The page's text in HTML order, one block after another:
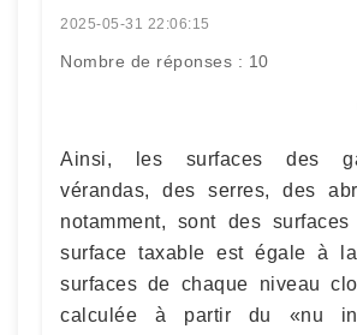
2025-05-31 22:06:15
Nombre de réponses : 10
Ainsi, les surfaces des
vérandas, des serres, des
notamment, sont des
surface taxable est égale à
surfaces de chaque niveau
calculée à partir du «nu